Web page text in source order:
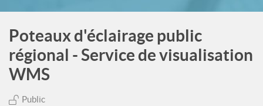
Poteaux d'éclairage public
régional - Service de visualisation
WMS
Public